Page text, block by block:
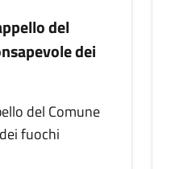
del
dei
del Comune
fuochi